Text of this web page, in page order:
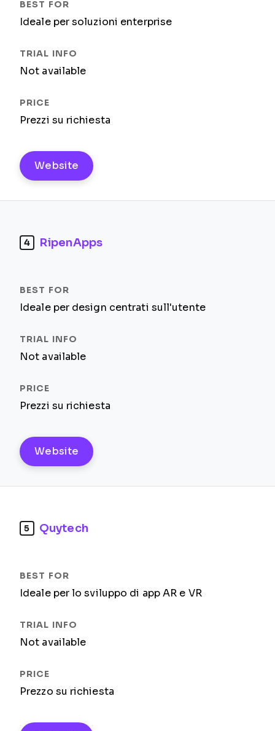
Ideale per soluzioni enterprise
Not available
Prezzi su richiesta
Website
4 RipenApps
Ideale per design centrati sull'utente
Not available
Prezzi su richiesta
Website
5 Quytech
Ideale per lo sviluppo di app AR e VR
Not available
Prezzo su richiesta